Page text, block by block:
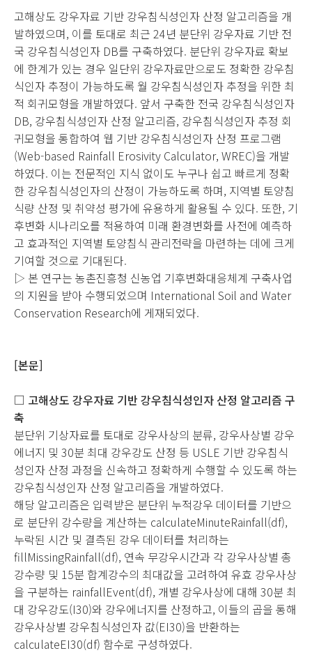
고해상도 강우자료 기반 강우침식성인자 산정 알고리즘을 개
발하였으며, 이를 토대로 최근 24년 분단위 강우자료 기반 전
국 강우침식성인자 DB를 구축하였다. 분단위 강우자료 확보
에 한계가 있는 경우 일단위 강우자료만으로도 정확한 강우침
식인자 추정이 가능하도록 월 강우침식성인자 추정을 위한 최
적 회귀모형을 개발하였다. 앞서 구축한 전국 강우침식성인자
DB, 강우침식성인자 산정 알고리즘, 강우침식성인자 추정 회
귀모형을 통합하여 웹 기반 강우침식성인자 산정 프로그램
(Web-based Rainfall Erosivity Calculator, WREC)을 개발
하였다. 이는 전문적인 지식 없이도 누구나 쉽고 빠르게 정확
한 강우침식성인자의 산정이 가능하도록 하며, 지역별 토양침
식량 산정 및 취약성 평가에 유용하게 활용될 수 있다. 또한, 기
후변화 시나리오를 적용하여 미래 환경변화를 사전에 예측하
고 효과적인 지역별 토양침식 관리전략을 마련하는 데에 크게
기여할 것으로 기대된다.
▷ 본 연구는 농촌진흥청 신농업 기후변화대응체계 구축사업
의 지원을 받아 수행되었으며 International Soil and Water
Conservation Research에 게재되었다.
[본문]
□ 고해상도 강우자료 기반 강우침식성인자 산정 알고리즘 구
축
분단위 기상자료를 토대로 강우사상의 분류, 강우사상별 강우
에너지 및 30분 최대 강우강도 산정 등 USLE 기반 강우침식
성인자 산정 과정을 신속하고 정확하게 수행할 수 있도록 하는
강우침식성인자 산정 알고리즘을 개발하였다.
해당 알고리즘은 입력받은 분단위 누적강우 데이터를 기반으
로 분단위 강수량을 계산하는 calculateMinuteRainfall(df),
누락된 시간 및 결측된 강우 데이터를 처리하는
fillMissingRainfall(df), 연속 무강우시간과 각 강우사상별 총
강수량 및 15분 합계강수의 최대값을 고려하여 유효 강우사상
을 구분하는 rainfallEvent(df), 개별 강우사상에 대해 30분 최
대 강우강도(I30)와 강우에너지를 산정하고, 이들의 곱을 통해
강우사상별 강우침식성인자 값(EI30)을 반환하는
calculateEI30(df) 함수로 구성하였다.